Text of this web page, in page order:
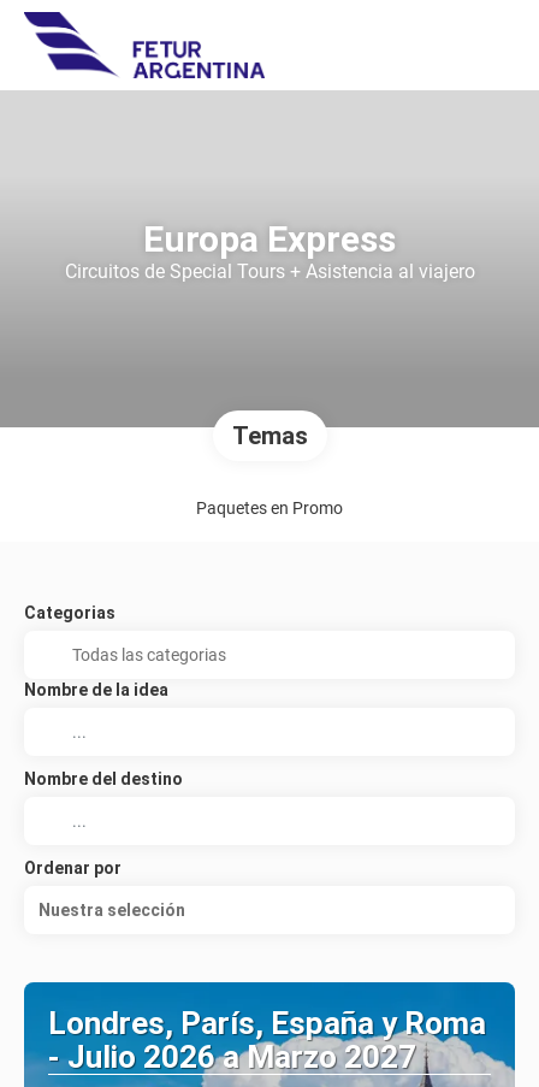
Europa Express
Circuitos de Special Tours + Asistencia al viajero
Temas
Paquetes en Promo
Categorias
Nombre de la idea
Nombre del destino
Ordenar por
Nuestra selección
Londres, París, España y Roma
- Julio 2026 a Marzo 2027